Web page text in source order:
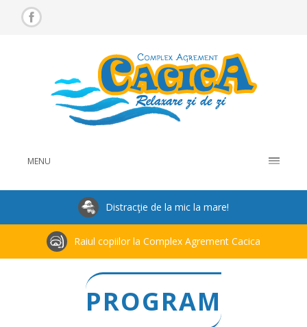
MENU
Distracţie de la mic la mare!
Raiul copiilor la Complex Agrement Cacica
PROGRAM